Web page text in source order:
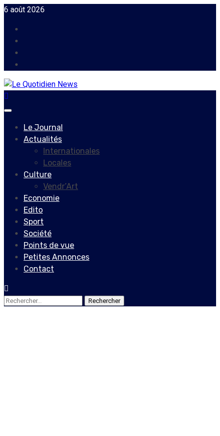
Skip
content
6 août 2026
Primary
Le Journal
Actualités
Internationales
Locales
Culture
Vendr’Art
Economie
Edito
Sport
Société
Points de vue
Petites Annonces
Contact
Rechercher :